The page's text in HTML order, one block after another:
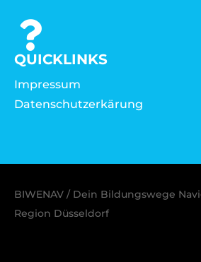
QUICKLINKS
Impressum
Datenschutzerkärung
BIWENAV / Dein Bildungswege
Region Düsseldorf